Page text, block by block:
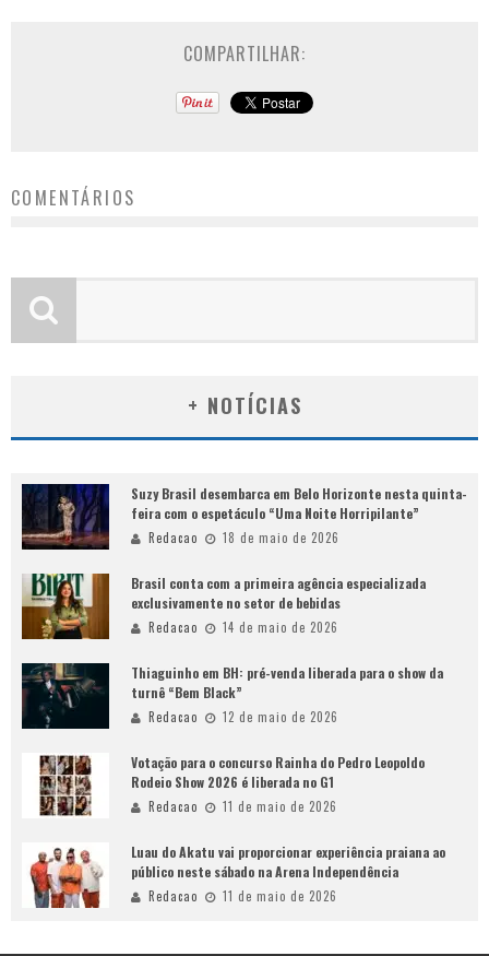
COMPARTILHAR:
COMENTÁRIOS
+ NOTÍCIAS
Suzy Brasil desembarca em Belo Horizonte nesta quinta-
feira com o espetáculo “Uma Noite Horripilante”
Redacao 18 de maio de 2026
Brasil conta com a primeira agência especializada
exclusivamente no setor de bebidas
Redacao 14 de maio de 2026
Thiaguinho em BH: pré-venda liberada para o show da
turnê “Bem Black”
Redacao 12 de maio de 2026
Votação para o concurso Rainha do Pedro Leopoldo
Rodeio Show 2026 é liberada no G1
Redacao 11 de maio de 2026
Luau do Akatu vai proporcionar experiência praiana ao
público neste sábado na Arena Independência
Redacao 11 de maio de 2026